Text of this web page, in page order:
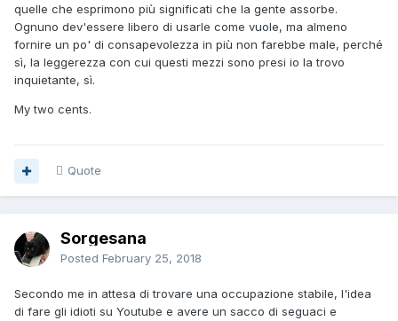
quelle che esprimono più significati che la gente assorbe.
Ognuno dev'essere libero di usarle come vuole, ma almeno
fornire un po' di consapevolezza in più non farebbe male, perché
sì, la leggerezza con cui questi mezzi sono presi io la trovo
inquietante, sì.
My two cents.
Quote
Sorgesana
Posted February 25, 2018
Secondo me in attesa di trovare una occupazione stabile, l'idea
di fare gli idioti su Youtube e avere un sacco di seguaci e